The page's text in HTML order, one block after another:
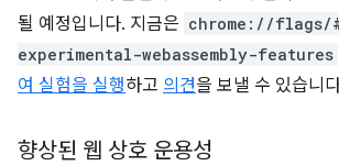
될 예정입니다. 지금은 chrome://flags/
experimental-webassembly-features
여 실험을 실행하고 의견을 보낼 수 있습니
향상된 웹 상호 운용성